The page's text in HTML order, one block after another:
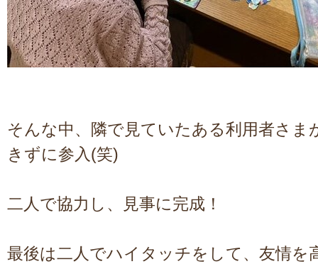
そんな中、隣で見ていたある利用者さま
きずに参入(笑)
二人で協力し、見事に完成！
最後は二人でハイタッチをして、友情を